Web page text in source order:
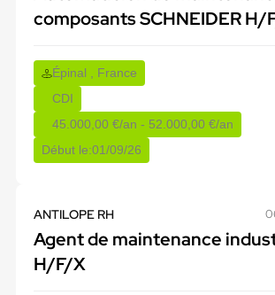
composants SCHNEIDER H/
Épinal , France
CDI
45.000,00 €/an - 52.000,00 €/an
Début le:01/09/26
ANTILOPE RH
Agent de maintenance
H/F/X